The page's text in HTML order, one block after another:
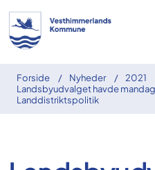
Forside Nyheder 2021
Landsbyudvalget havde
Landdistriktspolitik